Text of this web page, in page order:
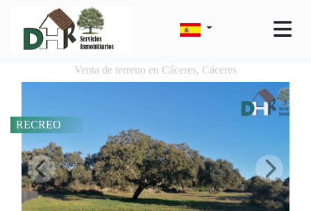
Venta de terreno en Cáceres, Cáceres
RECREO